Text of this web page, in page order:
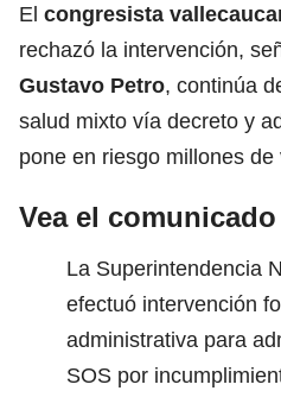
El congresista
rechazó la intervención,
Gustavo Petro, continúa
salud mixto vía decreto y
pone en riesgo millones de
Vea el
La Superintendencia
efectuó intervención
administrativa para
SOS por